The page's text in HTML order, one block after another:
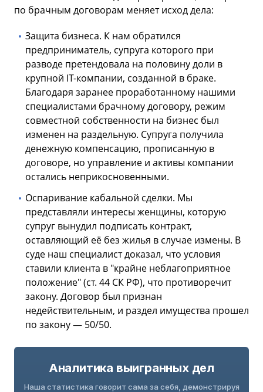
по брачным договорам меняет исход дела:
Защита бизнеса. К нам обратился
предприниматель, супруга которого при
разводе претендовала на половину доли в
крупной IT-компании, созданной в браке.
Благодаря заранее проработанному нашими
специалистами брачному договору, режим
совместной собственности на бизнес был
изменен на раздельную. Супруга получила
денежную компенсацию, прописанную в
договоре, но управление и активы компании
остались неприкосновенными.
Оспаривание кабальной сделки. Мы
представляли интересы женщины, которую
супруг вынудил подписать контракт,
оставляющий её без жилья в случае измены. В
суде наш специалист доказал, что условия
ставили клиента в "крайне неблагоприятное
положение" (ст. 44 СК РФ), что противоречит
закону. Договор был признан
недействительным, и раздел имущества прошел
по закону — 50/50.
Аналитика выигранных дел
Наша статистика говорит сама за себя, демонстрируя